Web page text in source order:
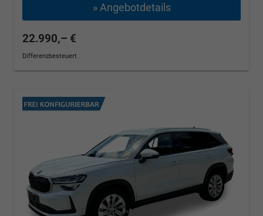
» Angebotdetails
22.990,– €
Differenzbesteuert